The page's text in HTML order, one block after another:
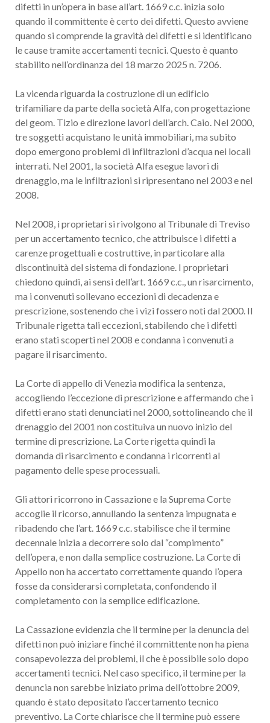
difetti in un’opera in base all’art. 1669 c.c. inizia solo
quando il committente è certo dei difetti. Questo avviene
quando si comprende la gravità dei difetti e si identificano
le cause tramite accertamenti tecnici. Questo è quanto
stabilito nell’ordinanza del 18 marzo 2025 n. 7206.
La vicenda riguarda la costruzione di un edificio
trifamiliare da parte della società Alfa, con progettazione
del geom. Tizio e direzione lavori dell’arch. Caio. Nel 2000,
tre soggetti acquistano le unità immobiliari, ma subito
dopo emergono problemi di infiltrazioni d’acqua nei locali
interrati. Nel 2001, la società Alfa esegue lavori di
drenaggio, ma le infiltrazioni si ripresentano nel 2003 e nel
2008.
Nel 2008, i proprietari si rivolgono al Tribunale di Treviso
per un accertamento tecnico, che attribuisce i difetti a
carenze progettuali e costruttive, in particolare alla
discontinuità del sistema di fondazione. I proprietari
chiedono quindi, ai sensi dell’art. 1669 c.c., un risarcimento,
ma i convenuti sollevano eccezioni di decadenza e
prescrizione, sostenendo che i vizi fossero noti dal 2000. Il
Tribunale rigetta tali eccezioni, stabilendo che i difetti
erano stati scoperti nel 2008 e condanna i convenuti a
pagare il risarcimento.
La Corte di appello di Venezia modifica la sentenza,
accogliendo l’eccezione di prescrizione e affermando che i
difetti erano stati denunciati nel 2000, sottolineando che il
drenaggio del 2001 non costituiva un nuovo inizio del
termine di prescrizione. La Corte rigetta quindi la
domanda di risarcimento e condanna i ricorrenti al
pagamento delle spese processuali.
Gli attori ricorrono in Cassazione e la Suprema Corte
accoglie il ricorso, annullando la sentenza impugnata e
ribadendo che l’art. 1669 c.c. stabilisce che il termine
decennale inizia a decorrere solo dal “compimento”
dell’opera, e non dalla semplice costruzione. La Corte di
Appello non ha accertato correttamente quando l’opera
fosse da considerarsi completata, confondendo il
completamento con la semplice edificazione.
La Cassazione evidenzia che il termine per la denuncia dei
difetti non può iniziare finché il committente non ha piena
consapevolezza dei problemi, il che è possibile solo dopo
accertamenti tecnici. Nel caso specifico, il termine per la
denuncia non sarebbe iniziato prima dell’ottobre 2009,
quando è stato depositato l’accertamento tecnico
preventivo. La Corte chiarisce che il termine può essere